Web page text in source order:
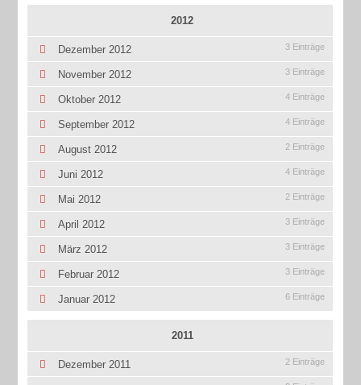
2012
Dezember 2012 3 Einträge
November 2012 3 Einträge
Oktober 2012 4 Einträge
September 2012 4 Einträge
August 2012 2 Einträge
Juni 2012 4 Einträge
Mai 2012 2 Einträge
April 2012 3 Einträge
März 2012 3 Einträge
Februar 2012 3 Einträge
Januar 2012 6 Einträge
2011
Dezember 2011 2 Einträge